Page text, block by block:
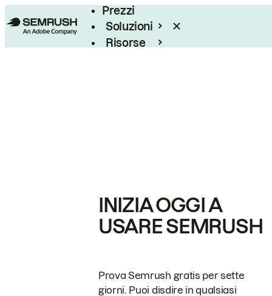
Prezzi
Soluzioni
Risorse
INIZIA OGGI A
USARE SEMRUSH
Prova Semrush gratis per sette
giorni. Puoi disdire in qualsiasi